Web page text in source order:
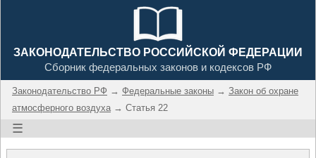
ЗАКОНОДАТЕЛЬСТВО РОССИЙСКОЙ ФЕДЕРАЦИИ
Сборник федеральных законов и кодексов РФ
Законодательство РФ → Федеральные законы → Закон об охране
атмосферного воздуха→ Статья 22
☰